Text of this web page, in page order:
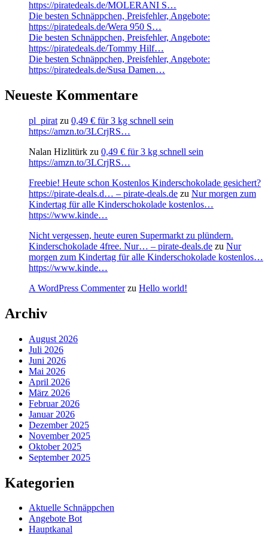
https://piratedeals.de/MOLERANI S…
Die besten Schnäppchen, Preisfehler, Angebote:
https://piratedeals.de/Wera 950 S…
Die besten Schnäppchen, Preisfehler, Angebote:
https://piratedeals.de/Tommy Hilf…
Die besten Schnäppchen, Preisfehler, Angebote:
https://piratedeals.de/Susa Damen…
Neueste Kommentare
pl_pirat zu 0,49 € für 3 kg schnell sein
https://amzn.to/3LCrjRS…
Nalan Hizlitürk zu 0,49 € für 3 kg schnell sein
https://amzn.to/3LCrjRS…
Freebie! Heute schon Kostenlos Kinderschokolade gesichert?
https://pirate-deals.d… – pirate-deals.de zu Nur morgen zum
Kindertag für alle Kinderschokolade kostenlos…
https://www.kinde…
Nicht vergessen, heute euren Supermarkt zu plündern.
Kinderschokolade 4free. Nur… – pirate-deals.de zu Nur
morgen zum Kindertag für alle Kinderschokolade kostenlos…
https://www.kinde…
A WordPress Commenterzu Hello world!
Archiv
August 2026
Juli 2026
Juni 2026
Mai 2026
April 2026
März 2026
Februar 2026
Januar 2026
Dezember 2025
November 2025
Oktober 2025
September 2025
Kategorien
Aktuelle Schnäppchen
Angebote Bot
Hauptkanal